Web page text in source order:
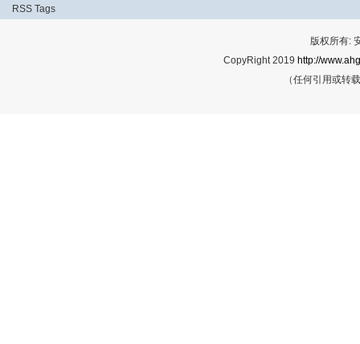
RSS Tags
版权所有:
CopyRight 2019 http://
（任何引用或转